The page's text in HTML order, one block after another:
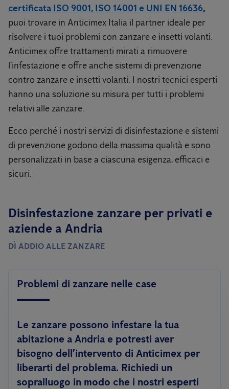
certificata ISO 9001, ISO 14001 e UNI EN 16636,
puoi trovare in Anticimex Italia il partner ideale per
risolvere i tuoi problemi con zanzare e insetti volanti.
Anticimex offre trattamenti mirati a rimuovere
l’infestazione e offre anche sistemi di prevenzione
contro zanzare e insetti volanti. I nostri tecnici esperti
hanno una soluzione su misura per tutti i problemi
relativi alle zanzare.
Ecco perché i nostri servizi di disinfestazione e sistemi
di prevenzione godono della massima qualità e sono
personalizzati in base a ciascuna esigenza, efficaci e
sicuri.
Disinfestazione zanzare per privati ​​e
aziende a Andria
DÌ ADDIO ALLE ZANZARE
Problemi di zanzare nelle case
Le zanzare possono infestare la tua
abitazione a Andria e potresti aver
bisogno dell’intervento di Anticimex per
liberarti del problema. Richiedi un
sopralluogo in modo che i nostri esperti